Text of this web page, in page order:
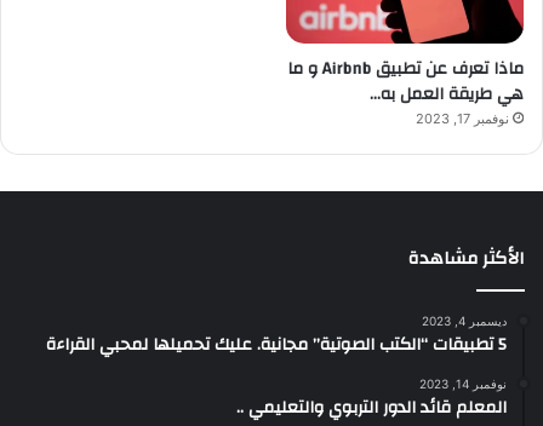
ماذا تعرف عن تطبيق Airbnb و ما
هي طريقة العمل به…
نوفمبر 17, 2023
الأكثر مشاهدة
ديسمبر 4, 2023
5 تطبيقات “الكتب الصوتية” مجانية. عليك تحميلها لمحبي القراءة
نوفمبر 14, 2023
المعلم قائد الدور التربوي والتعليمي ..